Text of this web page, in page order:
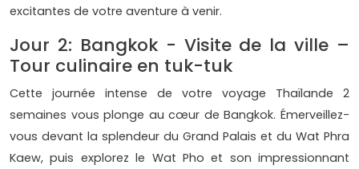
excitantes de votre aventure à venir.
Jour 2: Bangkok - Visite de la ville –
Tour culinaire en tuk-tuk
Cette journée intense de votre voyage Thaïlande 2
semaines vous plonge au cœur de Bangkok. Émerveillez-
vous devant la splendeur du Grand Palais et du Wat Phra
Kaew, puis explorez le Wat Pho et son impressionnant